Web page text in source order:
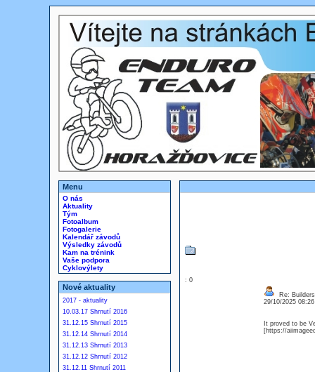
Menu
O nás
Aktuality
Tým
Fotoalbum
Fotogalerie
Kalendář závodů
Výsledky závodů
Kam na trénink
Vaše podpora
Cyklovýlety
Nové aktuality
2017 - aktuality
10.03.17 Shrnutí 2016
31.12.15 Shrnutí 2015
31.12.14 Shrnutí 2014
31.12.13 Shrnutí 2013
31.12.12 Shrnutí 2012
31.12.11 Shrnutí 2011
: 0
Re:
29/10/2025
It proved to be
[https://